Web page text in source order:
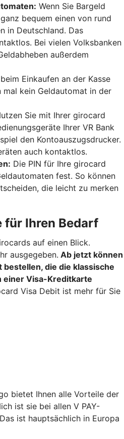
Wenn Sie Bargeld
bequem einen von rund
in Deutschland. Das
Bei vielen Volksbanken
außerdem
Einkaufen an der Kasse
mal kein Geldautomat in der
Sie mit Ihrer girocard
Ihrer VR Bank
den Kontoauszugsdrucker.
auch kontaktlos.
Die PIN für Ihre girocard
fest. So können
die leicht zu merken
für Ihren Bedarf
auf einen Blick.
ausgegeben. Ab jetzt können
bestellen, die die klassische
einer Visa-Kreditkarte
Visa Debit ist mehr für Sie
bietet Ihnen alle Vorteile der
ist sie bei allen V PAY-
ist hauptsächlich in Europa